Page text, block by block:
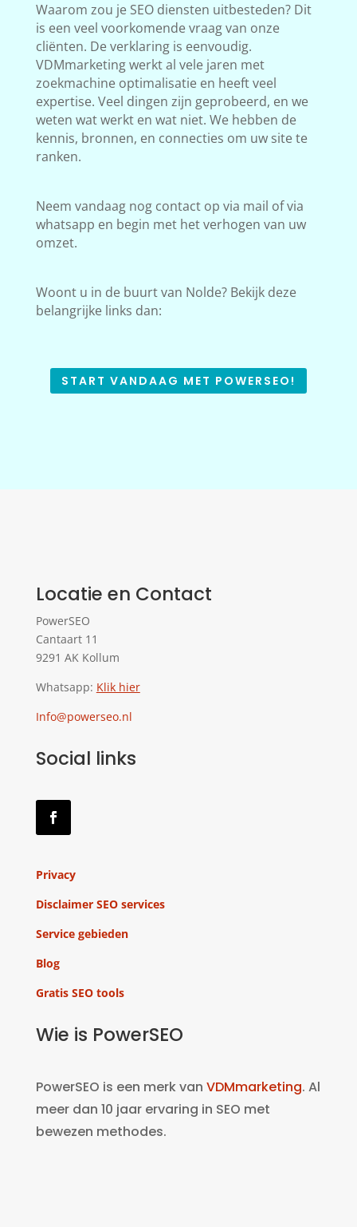
Waarom zou je SEO diensten uitbesteden? Dit
is een veel voorkomende vraag van onze
cliënten. De verklaring is eenvoudig.
VDMmarketing werkt al vele jaren met
zoekmachine optimalisatie en heeft veel
expertise. Veel dingen zijn geprobeerd, en we
weten wat werkt en wat niet. We hebben de
kennis, bronnen, en connecties om uw site te
ranken.
Neem vandaag nog contact op via mail of via
whatsapp en begin met het verhogen van uw
omzet.
Woont u in de buurt van Nolde? Bekijk deze
belangrijke links dan:
START VANDAAG MET POWERSEO!
Locatie en Contact
PowerSEO
Cantaart 11
9291 AK Kollum
Whatsapp: Klik hier
Info@powerseo.nl
Social links
Privacy
Disclaimer SEO services
Service gebieden
Blog
Gratis SEO tools
Wie is PowerSEO
PowerSEO is een merk van VDMmarketing. Al
meer dan 10 jaar ervaring in SEO met
bewezen methodes.